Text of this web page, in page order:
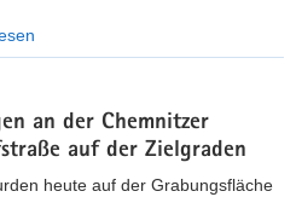
an der Chemnitzer
auf der Zielgraden
heute auf der Grabungsfläche